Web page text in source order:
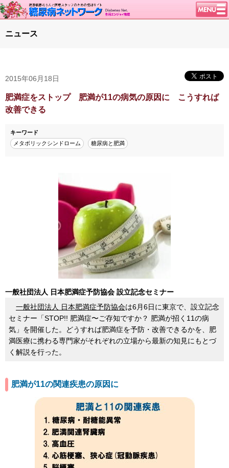
談話室BBS
糖尿病のきほん
特集・連載
特集・連載 一覧へ
腎臓の健康道
1型ライフ
ニュース
2015年06月18日
肥満症をストップ 肥満が11の病気の原因に こうすれば
改善できる
キーワード
メタボリックシンドローム
糖尿病と肥満
一般社団法人 日本肥満症予防協会 設立記念セミナー
一般社団法人 日本肥満症予防協会は6月6日に東京で、設立記念
セミナー「STOP!! 肥満症〜ご存知ですか？ 肥満が招く11の病
気」を開催した。どうすれば肥満症を予防・改善できるかを、肥
満医療に携わる専門家がそれぞれの立場から最新の知見にもとづ
く解説を行った。
肥満が11の関連疾患の原因に